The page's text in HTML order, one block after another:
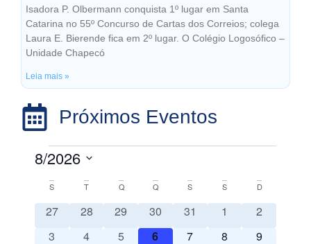
Isadora P. Olbermann conquista 1º lugar em Santa
Catarina no 55º Concurso de Cartas dos Correios; colega
Laura E. Bierende fica em 2º lugar. O Colégio Logosófico –
Unidade Chapecó
Leia mais »
Próximos Eventos